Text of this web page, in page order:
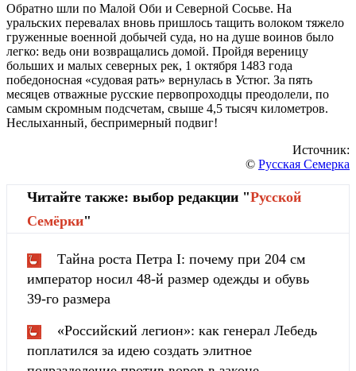
Обратно шли по Малой Оби и Северной Сосьве. На
уральских перевалах вновь пришлось тащить волоком тяжело
груженные военной добычей суда, но на душе воинов было
легко: ведь они возвращались домой. Пройдя вереницу
больших и малых северных рек, 1 октября 1483 года
победоносная «судовая рать» вернулась в Устюг. За пять
месяцев отважные русские первопроходцы преодолели, по
самым скромным подсчетам, свыше 4,5 тысяч километров.
Неслыханный, беспримерный подвиг!
Источник:
© Русская Семерка
Читайте также: выбор редакции "Русской
Cемёрки"
Тайна роста Петра I: почему при 204 см
император носил 48-й размер одежды и обувь
39-го размера
«Российский легион»: как генерал Лебедь
поплатился за идею создать элитное